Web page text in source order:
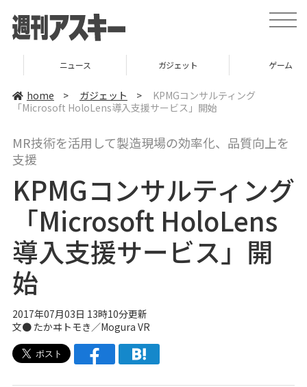
t
o
e
t
i
ニュース ガジェット
home > ガジェット >
KPMGコンサルティング
「Microsoft HoloLens導入支援サービス」開始
MR技術を活用して製造現場の効率化、品質向上を
支援
KPMGコンサルティング
「Microsoft HoloLens
導入支援サービス」開
始
2017年07月03日 13時10分更新
文● たかヰトモき／Mogura VR